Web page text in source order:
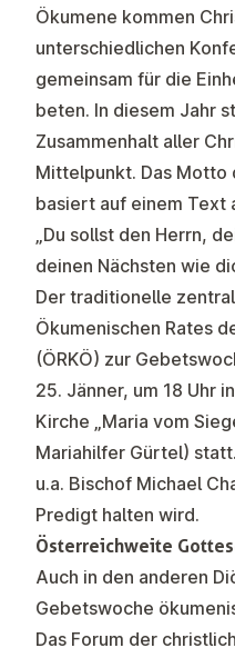
Ökumene kommen
unterschiedlichen
gemeinsam für die
beten. In diesem Jahr
Zusammenhalt aller
Mittelpunkt. Das
basiert auf einem Text
„Du sollst den Herrn,
deinen Nächsten wie
Der traditionelle
Ökumenischen Rates
(ÖRKÖ) zur
25. Jänner, um 18 Uhr
Kirche „Maria vom
Mariahilfer Gürtel)
u.a. Bischof Michael
Predigt halten wird.
Österreichweite
Auch in den anderen
Gebetswoche
Das Forum der